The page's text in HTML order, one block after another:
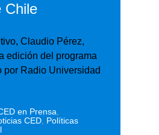
Chile
Claudio Pérez,
edición del programa
por Radio Universidad
en Prensa
CED Políticas